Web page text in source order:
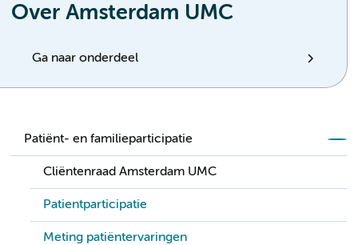
Over Amsterdam UMC
Ga naar onderdeel
Patiënt- en familieparticipatie
Cliëntenraad Amsterdam UMC
Patientparticipatie
Meting patiëntervaringen